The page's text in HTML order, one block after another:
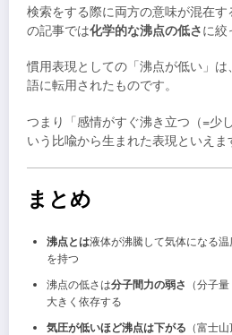
検索をする際に両方の意味が混在
の記事では化学的な沸点の低さに絞
慣用表現としての「沸点が低い」
語に転用されたものです。
つまり「感情がすぐ沸き立つ（=少
いう比喩から生まれた表現といえま
まとめ
沸点とは液体が沸騰して気体になる
を持つ
沸点の低さは分子間力の弱さ （分子
大きく依存する
気圧が低いほど沸点は下がる （富士